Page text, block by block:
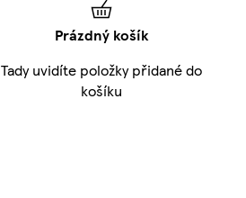
Prázdný košík
Tady uvidíte položky přidané do
košíku